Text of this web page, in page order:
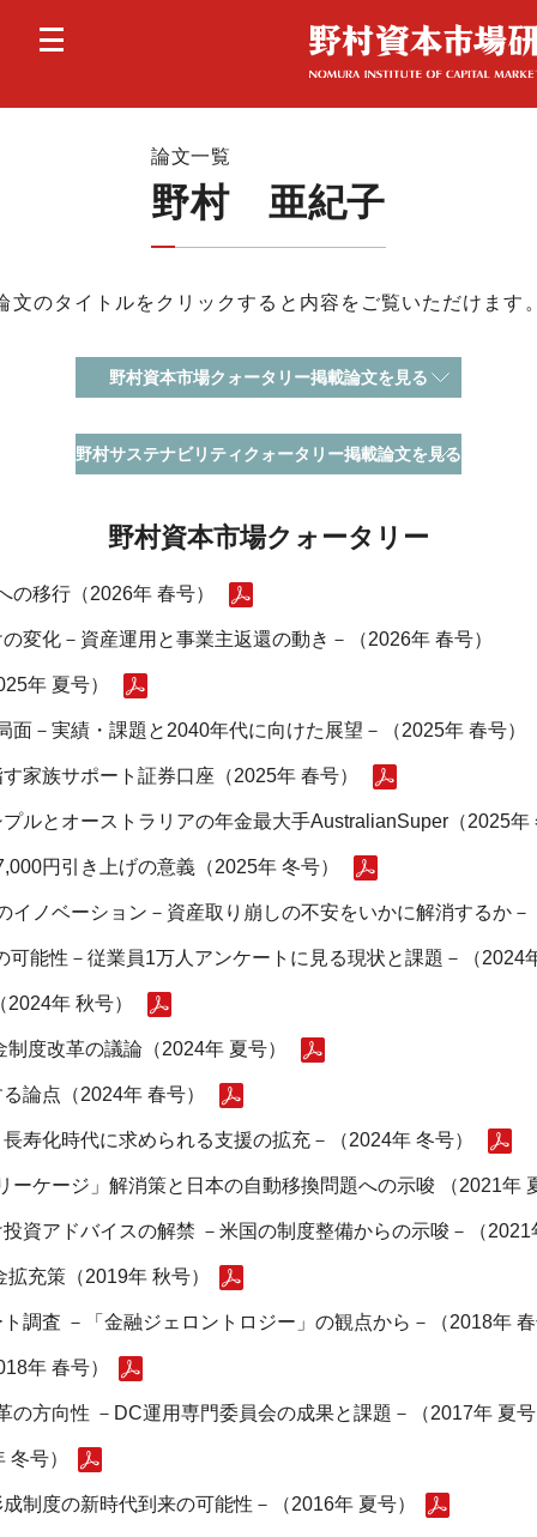
論文一覧
野村 亜紀子
文のタイトルをクリックすると内容をご覧いただけます
野村資本市場クォータリー掲載論文を見る
野村サステナビリティクォータリー掲載論文を見る
野村資本市場クォータリー
移行（2026年 春号）
変化－資産運用と事業主返還の動き－（2026年 春号）
年 夏号）
－実績・課題と2040年代に向けた展望－（2025年 春号）
家族サポート証券口座（2025年 春号）
ルとオーストラリアの年金最大手AustralianSuper（2025年
円引き上げの意義（2025年 冬号）
イノベーション－資産取り崩しの不安をいかに解消するか－
能性－従業員1万人アンケートに見る現状と課題－（2024
年 秋号）
度改革の議論（2024年 夏号）
論点（2024年 春号）
寿化時代に求められる支援の拡充－（2024年 冬号）
ーケージ」解消策と日本の自動移換問題への示唆 （2021年
資アドバイスの解禁 －米国の制度整備からの示唆－（2021
充策（2019年 秋号）
調査 －「金融ジェロントロジー」の観点から－（2018年
年 春号）
の方向性 －DC運用専門委員会の成果と課題－（2017年 夏
号）
制度の新時代到来の可能性－（2016年 夏号）